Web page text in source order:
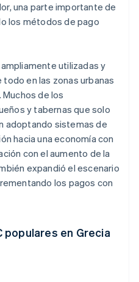
una parte importante de
los métodos de pago
utilizadas y
en las zonas urbanas
de los
y tabernas que solo
adoptando sistemas de
hacia una economía con
con el aumento de la
expandió el escenario
los pagos con
populares en Grecia